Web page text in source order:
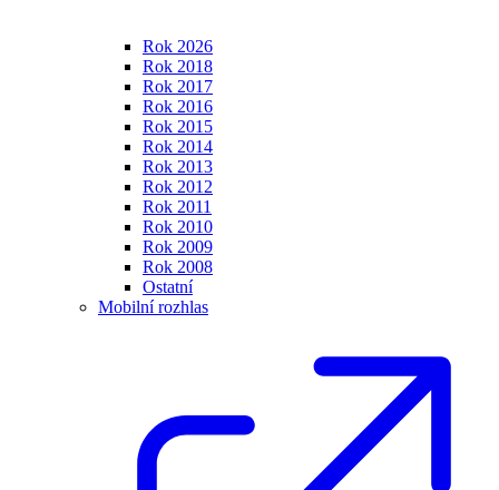
Rok 2026
Rok 2018
Rok 2017
Rok 2016
Rok 2015
Rok 2014
Rok 2013
Rok 2012
Rok 2011
Rok 2010
Rok 2009
Rok 2008
Ostatní
Mobilní rozhlas